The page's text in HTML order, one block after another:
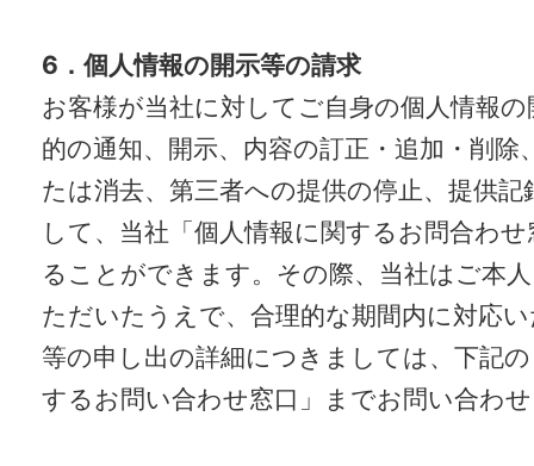
6 ．個人情報の開示等の請求
お客様が当社に対してご自身の個人情報の
的の通知、開示、内容の訂正・追加・削除
たは消去、第三者への提供の停止、提供記
して、当社「個人情報に関するお問合わ
ることができます。その際、当社はご本
ただいたうえで、合理的な期間内に対応
等の申し出の詳細につきましては、下記
するお問い合わせ窓口」までお問い合わ